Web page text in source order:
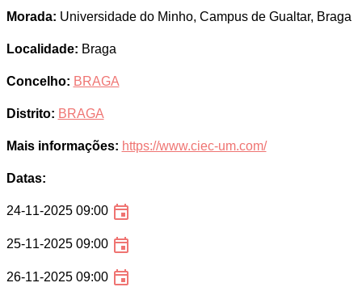
Morada: Universidade do Minho, Campus de Gualtar, Braga
Localidade: Braga
Concelho: BRAGA
Distrito: BRAGA
Mais informações: https://www.ciec-um.com/
Datas:
24-11-2025 09:00
25-11-2025 09:00
26-11-2025 09:00